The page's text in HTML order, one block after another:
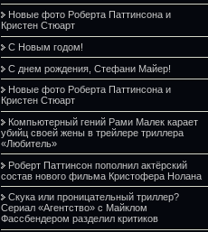
Новые фото Роберта Паттинсона и
Кристен Стюарт
С Новым годом!
С днем рождения, Стефани Майер!
Новые фото Роберта Паттинсона и
Кристен Стюарт
Компьютерный гений Рами Малек карает
убийц своей жены в трейлере триллера
«Любитель»
Роберт Паттинсон пополнил актёрский
состав нового фильма Кристофера Нолана
Скука или проницательный триллер?
Сериал «Агентство» с Майклом
Фассбендером разделил критиков